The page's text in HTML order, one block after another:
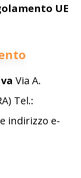
UE
Via A.
Tel.:
indirizzo e-